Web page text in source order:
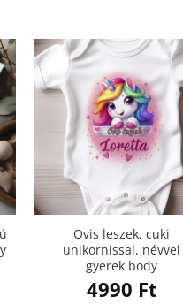
Ovis leszek, cuki
unikornissal, névvel
gyerek body
4990 Ft